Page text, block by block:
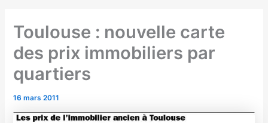
Toulouse : nouvelle carte
des prix immobiliers par
quartiers
16 mars 2011